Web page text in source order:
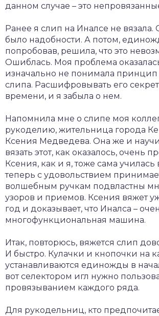
данном случае – это
Ранее я слип на Иналсе не вязала.
было надобности. А потом,
попробовав, решила, что это
Ошиблась. Моя проблема
изначально не понимала принцип
слипа. Расшифровывать его
времени, и я забыла о нем.
Напомнила мне о слипе моя
рукоделию, жительница города
Ксения Медведева. Она же и
вязать этот, как оказалось, очень
Ксения, как и я, тоже сама училась
теперь с удовольствием
волшебным ручкам подвластны
узоров и приемов. Ксения вяжет
год и доказывает, что Иналса –
многофункциональная машина.
Итак, повторюсь, вяжется слип
И быстро. Кулачки и кнопочки на
устанавливаются единожды в
вот селектором игл нужно
провязыванием каждого ряда.
Для рукодельниц, кто